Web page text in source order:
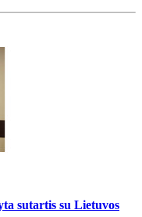
sutartis su Lietuvos